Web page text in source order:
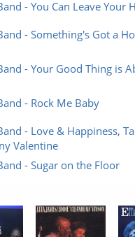
- You Can Leave Your
- Something's Got a
- Your Good Thing is
- Rock Me Baby
- Love & Happiness,
Valentine
- Sugar on the Floor